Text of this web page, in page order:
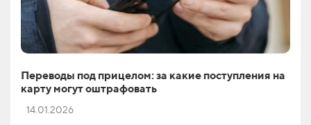
Переводы под прицелом: за какие поступления на
карту могут оштрафовать
14.01.2026